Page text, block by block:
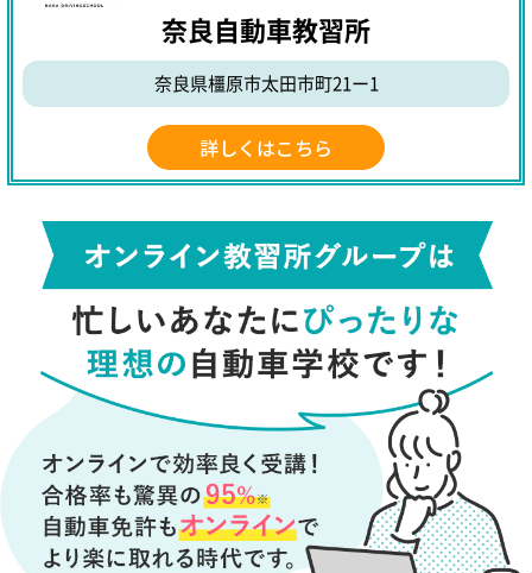
奈良自動車教習所
奈良県橿原市太田市町21ー1
詳しくはこちら